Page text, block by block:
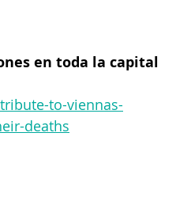
Día Concurso de arte
en toda la capital
to-viennas-
deaths